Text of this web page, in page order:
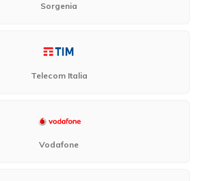
Sorgenia
Telecom Italia
Vodafone